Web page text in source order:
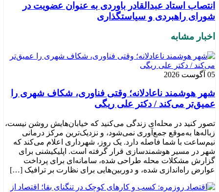
انتصاب استاد عبدالقادر باوردی به عنوان عضویت در
شورای راهبردی و سیاستگذاری
اخبار مشابه
05 آگوست 2026
شهر هوشمند ناعادلانه؛ وقتی فناوری، شکاف شهری را
عمیق‌تر می‌کند / دکتر علی ریگی
تصور کنید در محله‌ای زندگی می‌کنید که خیابان‌هایش روشن نیست،
زباله‌ها به‌موقع جمع‌آوری نمی‌شود، و نزدیک‌ترین مرکز درمانی
نیم‌ساعت با شما فاصله دارد. یک روز، شهرداری اعلام می‌کند که
شهر در مسیر هوشمندسازی قرار گرفته است. اپلیکیشنی برای
گزارش مشکلات محله طراحی شده، سامانه‌ای برای پرداخت
عوارض راه‌اندازی شده، و دوربین‌هایی برای نظارت بر ترافیک […]